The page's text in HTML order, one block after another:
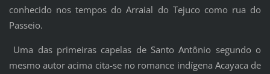
conhecido nos tempos do Arraial do Tejuco como rua do
Passeio.
Uma das primeiras capelas de Santo Antônio segundo o
mesmo autor acima cita-se no romance indígena Acayaca de